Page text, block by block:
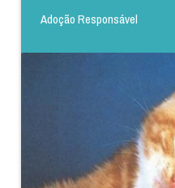
Adoção Responsável